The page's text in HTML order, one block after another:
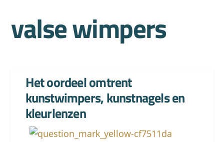
valse wimpers
Het oordeel omtrent
kunstwimpers, kunstnagels en
kleurlenzen